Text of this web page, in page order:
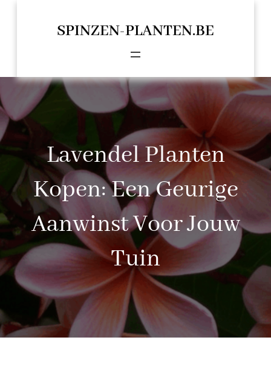
SPINZEN-PLANTEN.BE
Lavendel Planten
Kopen: Een Geurige
Aanwinst Voor Jouw
Tuin